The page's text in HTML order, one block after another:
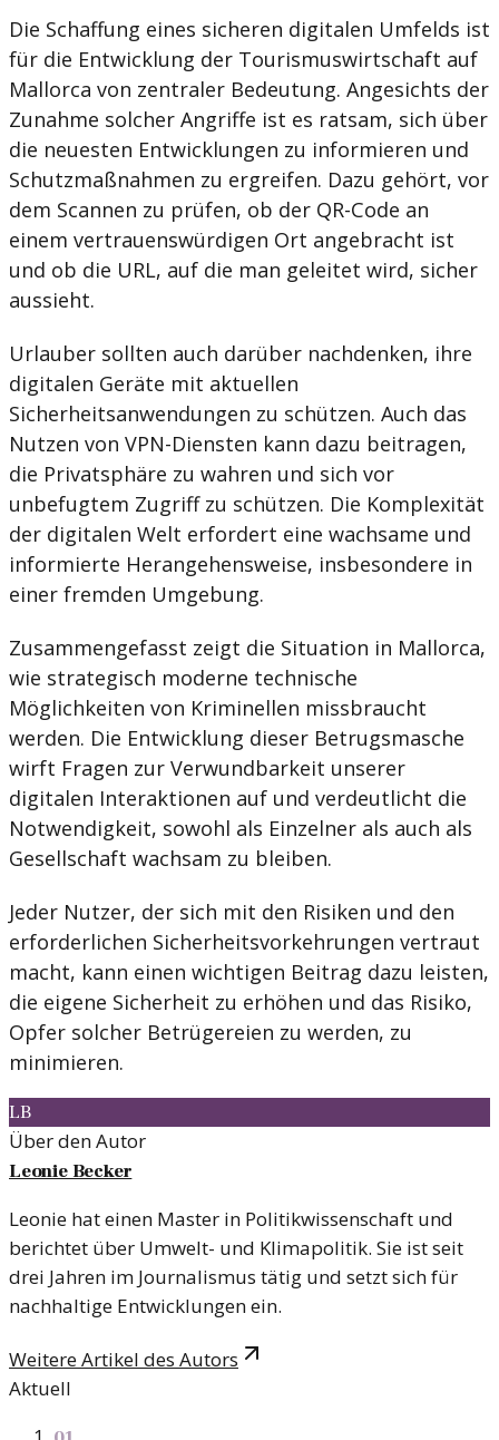
Die Schaffung eines sicheren digitalen Umfelds ist
für die Entwicklung der Tourismuswirtschaft auf
Mallorca von zentraler Bedeutung. Angesichts der
Zunahme solcher Angriffe ist es ratsam, sich über
die neuesten Entwicklungen zu informieren und
Schutzmaßnahmen zu ergreifen. Dazu gehört, vor
dem Scannen zu prüfen, ob der QR-Code an
einem vertrauenswürdigen Ort angebracht ist
und ob die URL, auf die man geleitet wird, sicher
aussieht.
Urlauber sollten auch darüber nachdenken, ihre
digitalen Geräte mit aktuellen
Sicherheitsanwendungen zu schützen. Auch das
Nutzen von VPN-Diensten kann dazu beitragen,
die Privatsphäre zu wahren und sich vor
unbefugtem Zugriff zu schützen. Die Komplexität
der digitalen Welt erfordert eine wachsame und
informierte Herangehensweise, insbesondere in
einer fremden Umgebung.
Zusammengefasst zeigt die Situation in Mallorca,
wie strategisch moderne technische
Möglichkeiten von Kriminellen missbraucht
werden. Die Entwicklung dieser Betrugsmasche
wirft Fragen zur Verwundbarkeit unserer
digitalen Interaktionen auf und verdeutlicht die
Notwendigkeit, sowohl als Einzelner als auch als
Gesellschaft wachsam zu bleiben.
Jeder Nutzer, der sich mit den Risiken und den
erforderlichen Sicherheitsvorkehrungen vertraut
macht, kann einen wichtigen Beitrag dazu leisten,
die eigene Sicherheit zu erhöhen und das Risiko,
Opfer solcher Betrügereien zu werden, zu
minimieren.
LB
Über den Autor
Leonie Becker
Leonie hat einen Master in Politikwissenschaft und
berichtet über Umwelt- und Klimapolitik. Sie ist seit
drei Jahren im Journalismus tätig und setzt sich für
nachhaltige Entwicklungen ein.
Weitere Artikel des Autors
Aktuell